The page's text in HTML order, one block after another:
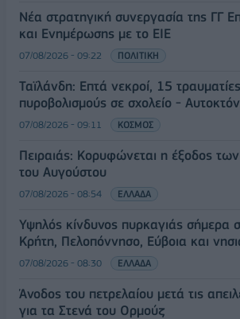
Νέα στρατηγική συνεργασία της ΓΓ
και Ενημέρωσης με το ΕΙΕ
07/08/2026 - 09:22 ΠΟΛΙΤΙΚΗ
Ταϊλάνδη: Επτά νεκροί, 15
πυροβολισμούς σε σχολείο -
07/08/2026 - 09:11 ΚΟΣΜΟΣ
Πειραιάς: Κορυφώνεται η έξοδος
του Αυγούστου
07/08/2026 - 08:54 ΕΛΛΑΔΑ
Υψηλός κίνδυνος πυρκαγιάς σήμερα
Κρήτη, Πελοπόννησο, Εύβοια και
07/08/2026 - 08:30 ΕΛΛΑΔΑ
Άνοδος του πετρελαίου μετά τις
για τα Στενά του Ορμούζ